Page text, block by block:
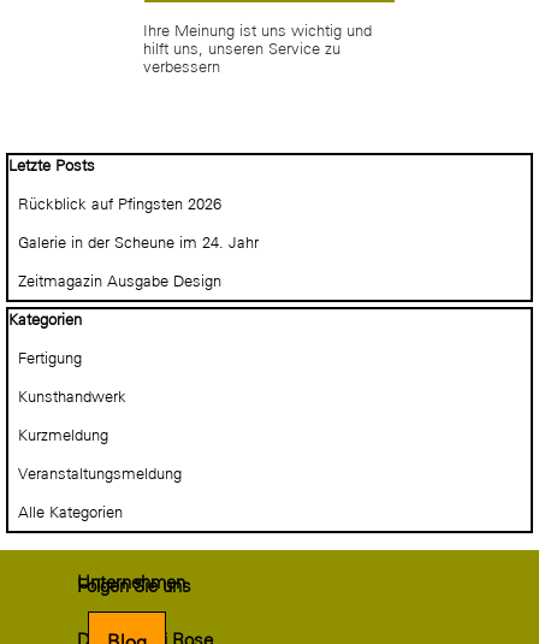
Ihre Meinung ist uns wichtig und
hilft uns, unseren Service zu
verbessern
Block überspringen Letzte Posts
Letzte Posts
Rückblick auf Pfingsten 2026
Galerie in der Scheune im 24. Jahr
Zeitmagazin Ausgabe Design
Block überspringen Kategorien
Kategorien
Fertigung
Kunsthandwerk
Kurzmeldung
Veranstaltungsmeldung
Alle Kategorien
Unternehmen
Folgen Sie uns